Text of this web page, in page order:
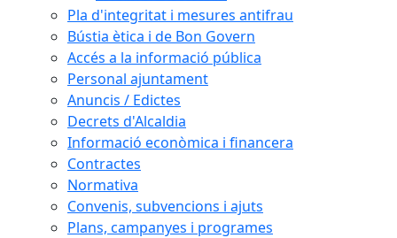
Pla d'integritat i mesures antifrau
Bústia ètica i de Bon Govern
Accés a la informació pública
Personal ajuntament
Anuncis / Edictes
Decrets d'Alcaldia
Informació econòmica i financera
Contractes
Normativa
Convenis, subvencions i ajuts
Plans, campanyes i programes